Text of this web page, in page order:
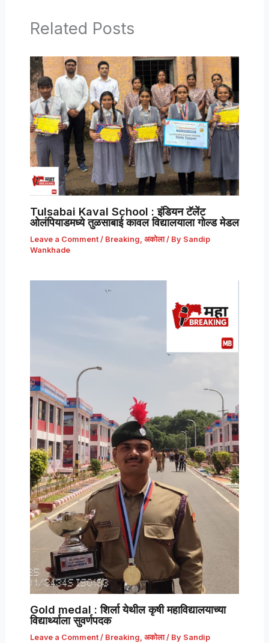
Related Posts
Tulsabai Kaval School : इंडियन टॅलेंट
ओलंपियाडमध्ये तुळसाबाई कावल विद्यालयाला गोल्ड मेडल
Leave a Comment / Breaking अकोला/ By Sandip
Wankhade
Gold medal : शिर्ला येथील कृषी महाविद्यालयाच्या
विद्यार्थ्याला सुवर्णपदक
Leave a Comment / Breaking, अकोला/ By Sandip